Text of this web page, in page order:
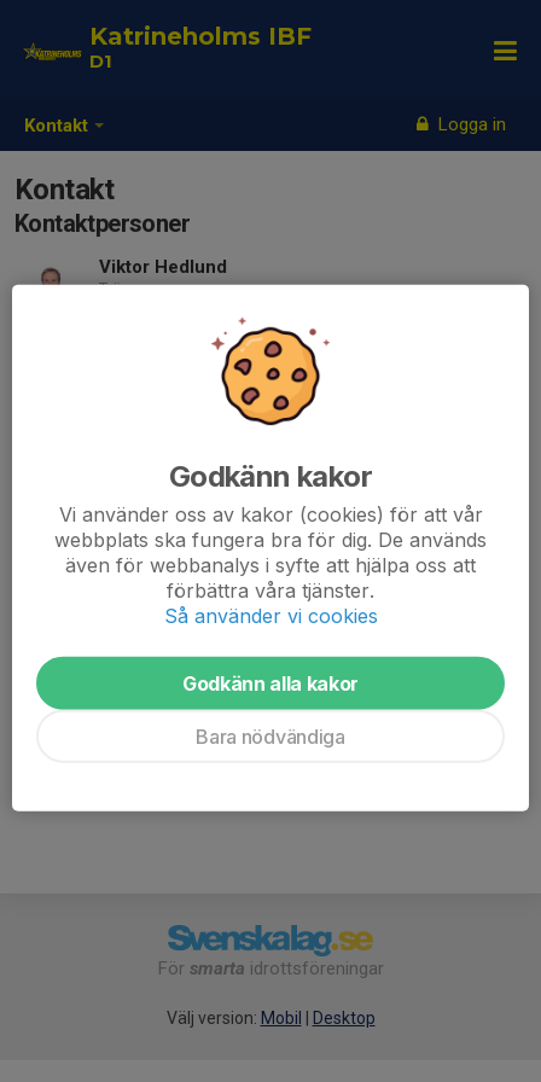
Kontakt Logga in
Katrineholms IBF
D1
Kontakt
Kontaktpersoner
Viktor Hedlund
Tränare
Mobil visas bara för inloggade
E-post visas bara för inloggade
Andreas Fredriksson
070-417 12 05
Emilia Stenholm
Lagledare
073-338 51 99
emiliastenholm02@gmail.com
Marco Hedlund
Mobil visas bara för inloggade
För smarta idrottsföreningar
Välj version: Mobil Desktop
Godkänn kakor
Vi använder oss av kakor (cookies) för att vår
webbplats ska fungera bra för dig. De används
även för webbanalys i syfte att hjälpa oss att
förbättra våra tjänster.
Så använder vi cookies
Godkänn alla kakor
Bara nödvändiga